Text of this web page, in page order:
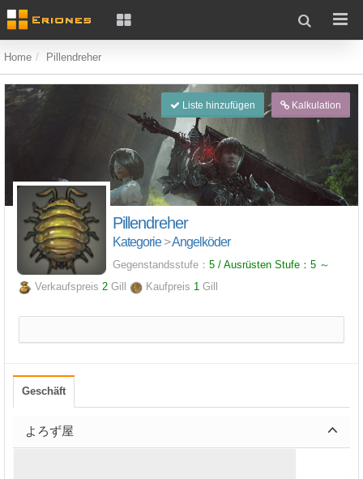
Home Pillendreher
Liste hinzufügen Kalkulation
Pillendreher
Kategorie>Angelköder
Gegenstandsstufe： 5 / Ausrüsten Stufe： 5 ～
Verkaufspreis 2 Gill Kaufpreis 1 Gill
Geschäft
よろず屋